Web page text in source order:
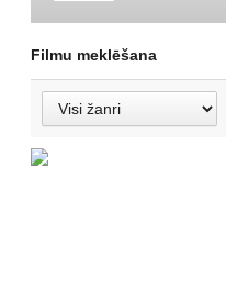
Filmu meklēšana